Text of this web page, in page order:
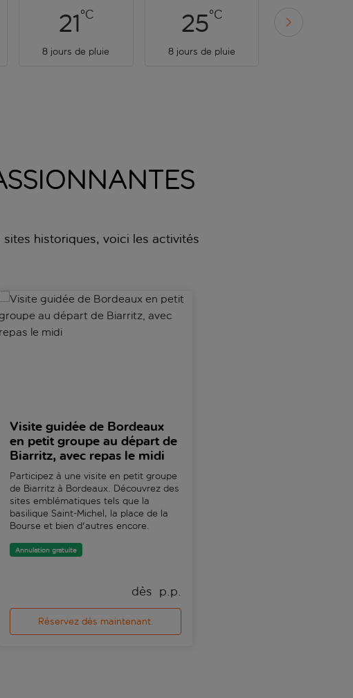
21°C
8 jours de pluie
25°C
8 jours de pluie
historiques, voici les activités
crus de Bordeaux », un jeu d'exploration urbaine
Visite guidée de Bordeaux en petit groupe au départ de Biarritz, avec
Visite guidée de Bordeaux
en petit groupe au départ de
Biarritz, avec repas le midi
Participez à une visite en petit groupe
de Biarritz à Bordeaux. Découvrez des
sites emblématiques tels que la
basilique Saint-Michel, la place de la
Bourse et bien d'autres encore.
Annulation gratuite
dès p.p.
Réservez dès maintenant.